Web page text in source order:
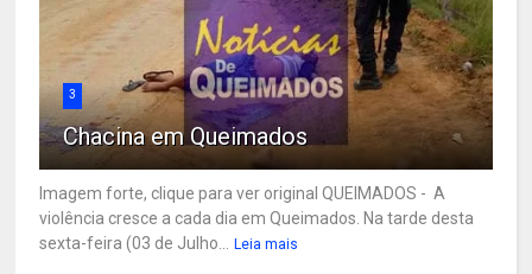
3
Chacina em Queimados
Imagem forte, clique para ver original QUEIMADOS - A
violência cresce a cada dia em Queimados. Na tarde desta
sexta-feira (03 de Julho...
Leia mais